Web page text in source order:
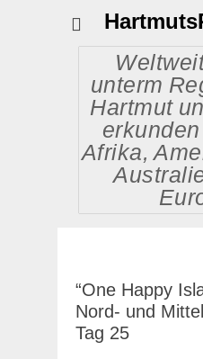
unterm
Hartmut
Afrika,
“One Happy
Nord- und
Tag 25